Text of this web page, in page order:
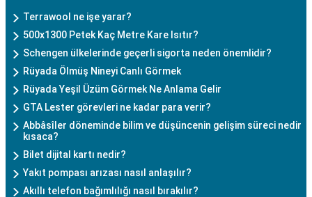
Terrawool ne işe yarar?
500x1300 Petek Kaç Metre Kare Isıtır?
Schengen ülkelerinde geçerli sigorta neden önemlidir?
Rüyada Ölmüş Nineyi Canlı Görmek
Rüyada Yeşil Üzüm Görmek Ne Anlama Gelir
GTA Lester görevleri ne kadar para verir?
Abbâsîler döneminde bilim ve düşüncenin gelişim süreci nedir
kısaca?
Bilet dijital kartı nedir?
Yakıt pompası arızası nasıl anlaşılır?
Akıllı telefon bağımlılığı nasıl bırakılır?